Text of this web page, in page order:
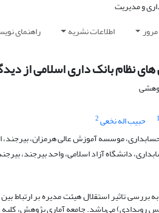
مرور اطلاعات نشریه راهنمای
نظام بانک داری اسلامی از
1 حبیب اله نخعی2
موسسه آموزش عالی هرمزان، بیرجند،
دانشگاه آزاد اسلامی، واحد بیرجند،
تاثیر استقلال هیئت مدیره بر